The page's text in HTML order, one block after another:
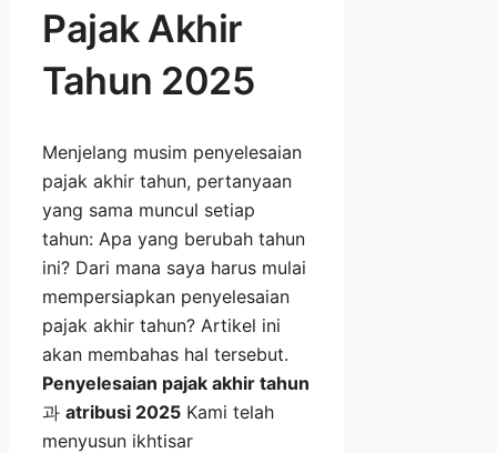
Pajak Akhir
Tahun 2025
Menjelang musim penyelesaian
pajak akhir tahun, pertanyaan
yang sama muncul setiap
tahun: Apa yang berubah tahun
ini? Dari mana saya harus mulai
mempersiapkan penyelesaian
pajak akhir tahun? Artikel ini
akan membahas hal tersebut.
Penyelesaian pajak akhir tahun
과 atribusi 2025 Kami telah
menyusun ikhtisar